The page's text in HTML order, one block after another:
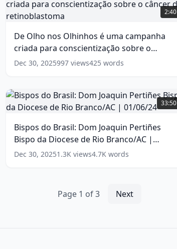
Olho
nos
é
uma
campanha
criada
conscientização
sobre
o
de
retinoblastoma (15
2:40
De Olho nos Olhinhos é uma campanha
criada para conscientização sobre o
câncer de retinoblastoma (15
Dec 30, 2025997 views425 words
Bispos
do
Brasil:
Joaquin
Pertiñes
Bispo
da
33:50
Bispos do Brasil: Dom Joaquin Pertiñes
Bispo da Diocese de Rio Branco/AC |
01/06/24 (14 words)
Dec 30, 20251.3K views4.7K words
Page 1 of3 Next